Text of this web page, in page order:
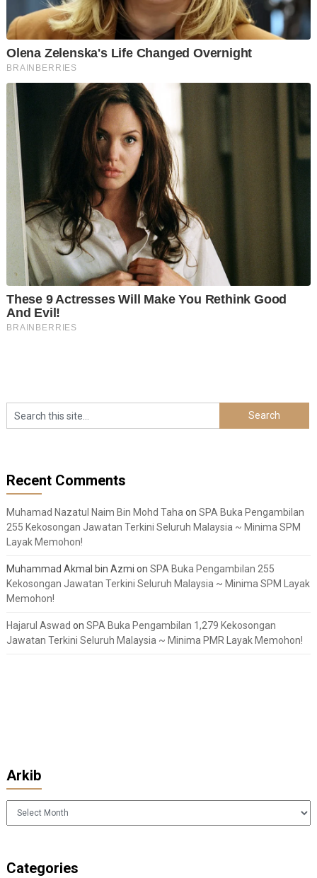
Recent Comments
Muhamad Nazatul Naim Bin Mohd Tahaon SPA Buka Pengambilan
255 Kekosongan Jawatan Terkini Seluruh Malaysia ~ Minima SPM
Layak Memohon!
Muhammad Akmal bin Azmi on SPA Buka Pengambilan 255
Kekosongan Jawatan Terkini Seluruh Malaysia ~ Minima SPM Layak
Memohon!
Hajarul Aswad on SPA Buka Pengambilan 1,279 Kekosongan
Jawatan Terkini Seluruh Malaysia ~ Minima PMR Layak Memohon!
Arkib
Arkib
Categories